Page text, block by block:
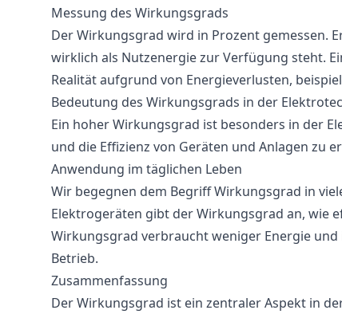
Messung des Wirkungsgrads
Der Wirkungsgrad wird in Prozent gemessen.
wirklich als Nutzenergie zur Verfügung steht.
Realität aufgrund von Energieverlusten,
Bedeutung des Wirkungsgrads in der
Ein hoher Wirkungsgrad ist besonders in der
und die Effizienz von Geräten und Anlagen zu
Anwendung im täglichen Leben
Wir begegnen dem Begriff Wirkungsgrad in
Elektrogeräten gibt der Wirkungsgrad an, wie
Wirkungsgrad verbraucht weniger Energie
Betrieb.
Zusammenfassung
Der Wirkungsgrad ist ein zentraler Aspekt in